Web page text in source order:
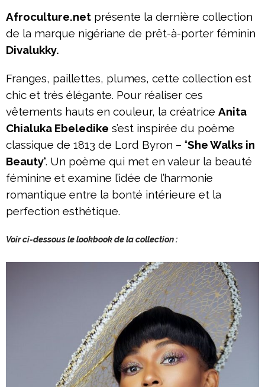
Afroculture.net présente la dernière collection
de la marque nigériane de prêt-à-porter féminin
Divalukky.
Franges, paillettes, plumes, cette collection est
chic et très élégante. Pour réaliser ces
vêtements hauts en couleur, la créatrice Anita
Chialuka Ebeledike s’est inspirée du poème
classique de 1813 de Lord Byron – “She Walks in
Beauty“. Un poème qui met en valeur la beauté
féminine et examine l’idée de l’harmonie
romantique entre la bonté intérieure et la
perfection esthétique.
Voir ci-dessous le lookbook de la collection :